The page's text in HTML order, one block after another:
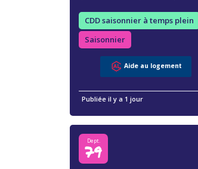
CDD saisonnier à temps plein
Saisonnier
Aide au logement
Publiée il y a 1 jour
Dept.
79